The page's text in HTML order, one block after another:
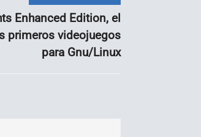
Enhanced Edition, el
primeros videojuegos
para Gnu/Linux